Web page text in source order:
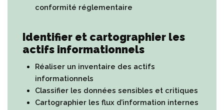
conformité réglementaire
Identifier et cartographier les
actifs informationnels
Réaliser un inventaire des actifs
informationnels
Classifier les données sensibles et critiques
Cartographier les flux d’information internes